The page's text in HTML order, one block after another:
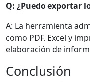
Q: ¿Puedo exportar
A: La herramienta
como PDF, Excel y
elaboración de
Conclusión